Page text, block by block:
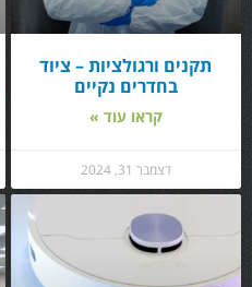
תקנים ורגולציות – ציוד
בחדרים נקיים
קראו עוד »
דצמבר 31, 2024